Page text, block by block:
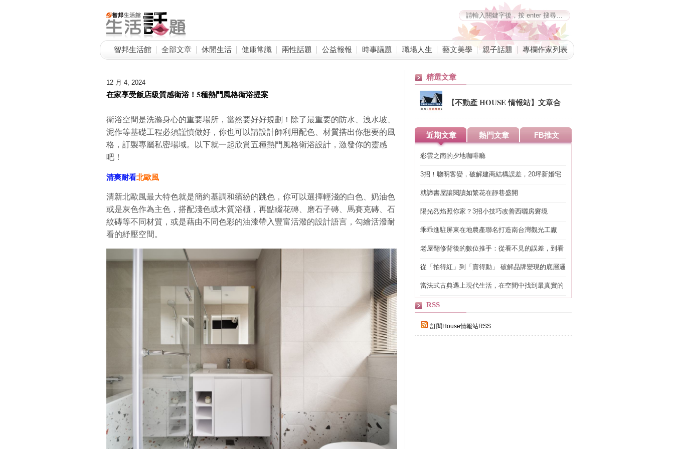
智邦生活館 全部文章 休閒生活 健康常識 兩性話題 公益報報 時事議題 職場人生 藝文美學 親子話題 專欄作家列表
12 月 4, 2024
在家享受飯店級質感衛浴！5種熱門風格衛浴提案
衛浴空間是洗滌身心的重要場所，當然要好好規劃！除了最重要的防水、洩水坡、
泥作等基礎工程必須謹慎做好，你也可以請設計師利用配色、材質搭出你想要的風
格，訂製專屬私密場域。以下就一起欣賞五種熱門風格衛浴設計，激發你的靈感
吧！
清爽耐看北歐風
清新北歐風最大特色就是簡約基調和繽紛的跳色，你可以選擇輕淺的白色、奶油色
或是灰色作為主色，搭配淺色或木質浴櫃，再點綴花磚、磨石子磚、馬賽克磚、石
紋磚等不同材質，或是藉由不同色彩的油漆帶入豐富活潑的設計語言，勾繪活潑耐
看的紓壓空間。
精選文章
【不動產 HOUSE 情報站】文章合
併公告
近期文章 熱門文章 FB推文
彩雲之南的夕地咖啡廳
3招！聰明客變，破解建商結構誤差，20坪新婚宅
就諦書屋讓閱讀如繁花在靜巷盛開
陽光烈焰照你家？3招小技巧改善西曬房窘境
乖乖進駐屏東在地農產聯名打造南台灣觀光工廠
老屋翻修背後的數位推手：從看不見的誤差，到看
從「拍得紅」到「賣得動」 破解品牌變現的底層邏
當法式古典遇上現代生活，在空間中找到最真實的
RSS
訂閱House情報站RSS